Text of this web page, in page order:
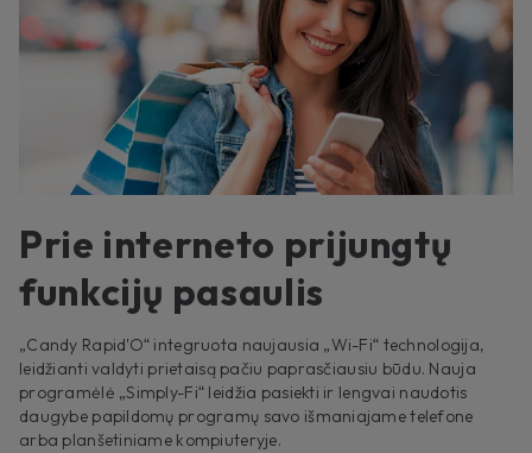
Prie interneto prijungtų
funkcijų pasaulis
„Candy Rapid'O“ integruota naujausia „Wi-Fi“ technologija,
leidžianti valdyti prietaisą pačiu paprasčiausiu būdu. Nauja
programėlė „Simply-Fi“ leidžia pasiekti ir lengvai naudotis
daugybe papildomų programų savo išmaniajame telefone
arba planšetiniame kompiuteryje.